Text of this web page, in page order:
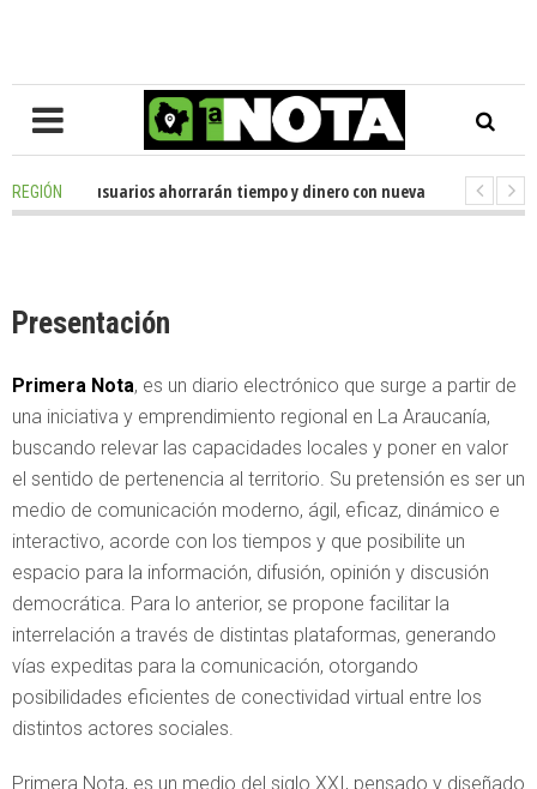
REGIÓN
- Miles de usuarios ahorrarán tiempo y dinero con nueva oficina de
Presentación
Primera Nota, es un diario electrónico que surge a partir de
una iniciativa y emprendimiento regional en La Araucanía,
buscando relevar las capacidades locales y poner en valor
el sentido de pertenencia al territorio. Su pretensión es ser un
medio de comunicación moderno, ágil, eficaz, dinámico e
interactivo, acorde con los tiempos y que posibilite un
espacio para la información, difusión, opinión y discusión
democrática. Para lo anterior, se propone facilitar la
interrelación a través de distintas plataformas, generando
vías expeditas para la comunicación, otorgando
posibilidades eficientes de conectividad virtual entre los
distintos actores sociales.
Primera Nota, es un medio del siglo XXI, pensado y diseñado